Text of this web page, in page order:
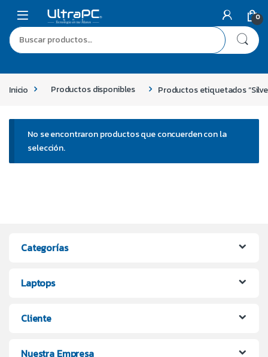
0
Inicio Productos disponibles Productos etiquetados
No se encontraron productos que concuerden con la
selección.
Categorías
Laptops
Cliente
Nuestra Empresa